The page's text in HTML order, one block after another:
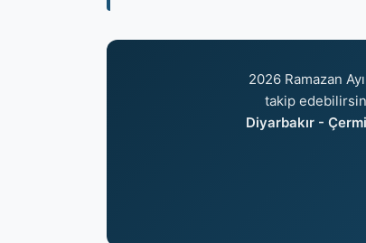
2026 Ramazan
takip
Diyarbakır -